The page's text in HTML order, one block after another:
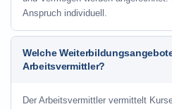
Anspruch individuell.
Welche
Arbeitsvermittler?
Der Arbeitsvermittler vermittelt